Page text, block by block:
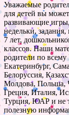
Уважаемые
для детей вы
развивающие
недельки,
7 лет,
классов. Наши
родители по
Екатеринбург,
Белоруссия,
Молдова, Польша,
Греция, Италия,
Турция, ЮАР и не
полезную